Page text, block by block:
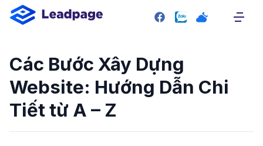
SITEMAP
Giới thiệu
Giao diện mẫu
Bảng giá
Các Bước Xây Dựng
Website: Hướng Dẫn Chi
Tiết từ A – Z